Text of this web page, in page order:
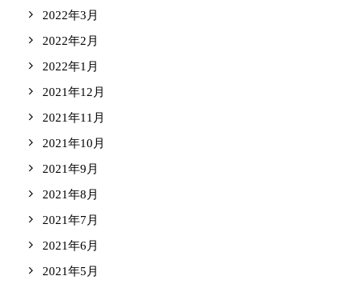
2022年3月
2022年2月
2022年1月
2021年12月
2021年11月
2021年10月
2021年9月
2021年8月
2021年7月
2021年6月
2021年5月